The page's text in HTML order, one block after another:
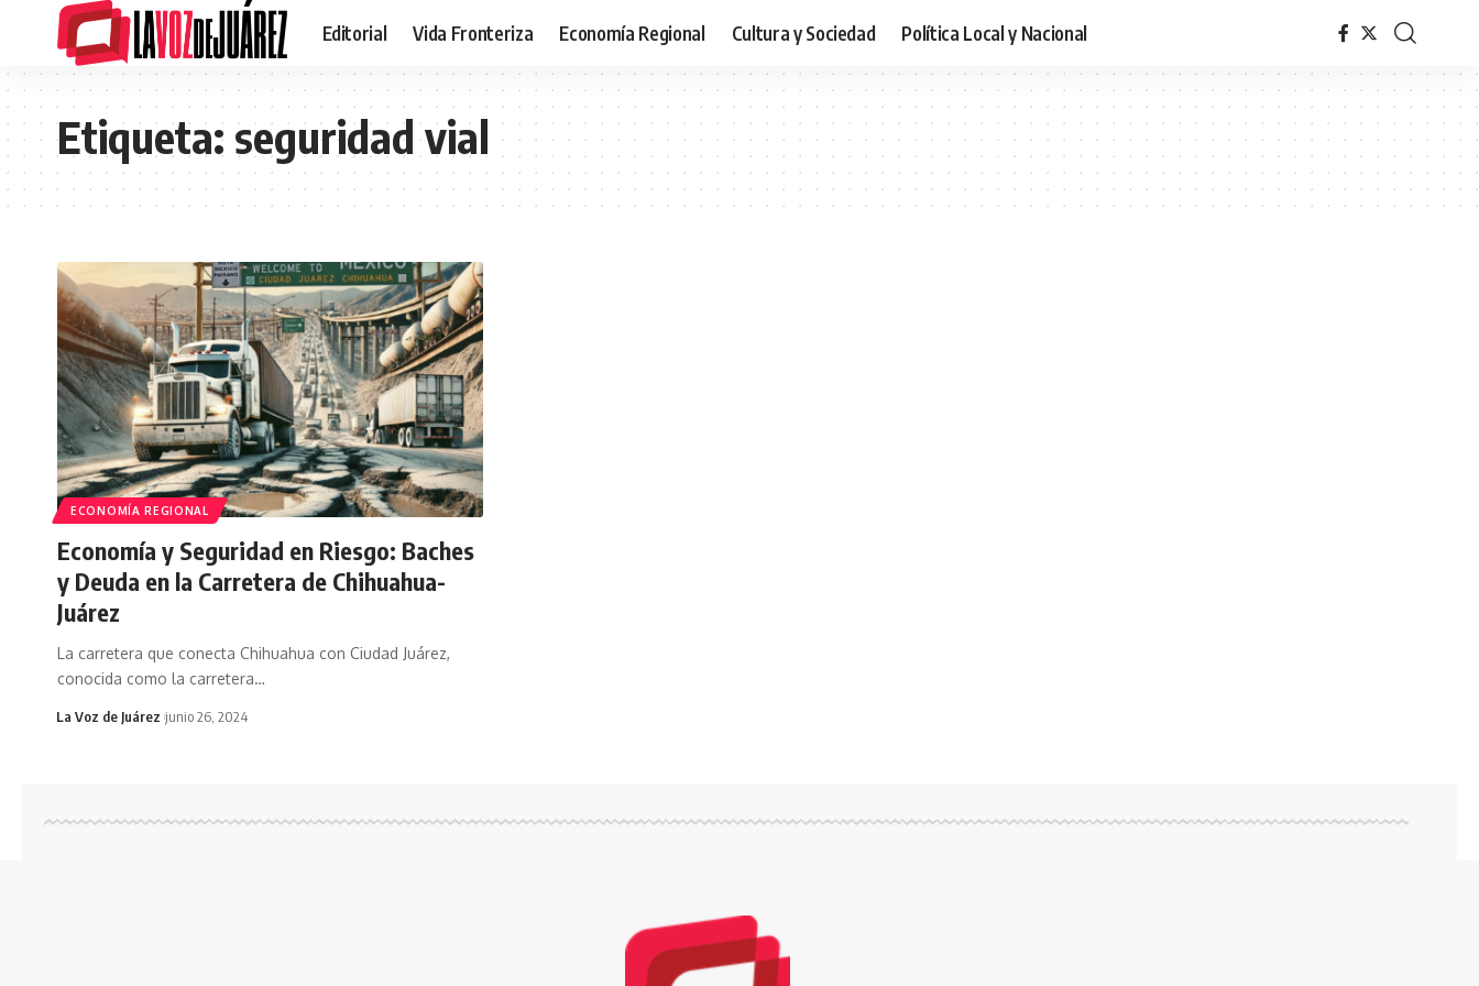
Editorial Vida Fronteriza Economía Regional Cultura y Sociedad Política Local y Nacional
Etiqueta: seguridad vial
ECONOMÍA REGIONAL
Economía y Seguridad en Riesgo: Baches
y Deuda en la Carretera de Chihuahua-
Juárez
La carretera que conecta Chihuahua con Ciudad Juárez,
conocida como la carretera…
La Voz de Juárez junio 26, 2024